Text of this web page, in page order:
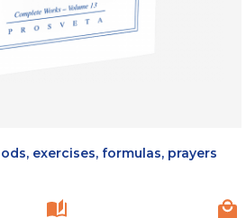
exercises, formulas, prayers